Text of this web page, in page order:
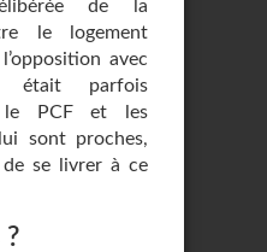
de la
le logement
avec
était parfois
PCF et les
sont proches,
se livrer à ce
?